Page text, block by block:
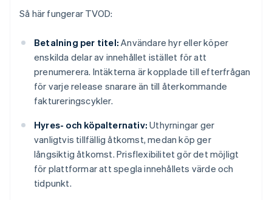
Så här fungerar TVOD:
Betalning per titel: Användare hyr eller köper
enskilda delar av innehållet istället för att
prenumerera. Intäkterna är kopplade till efterfrågan
för varje release snarare än till återkommande
faktureringscykler.
Hyres- och köpalternativ: Uthyrningar ger
vanligtvis tillfällig åtkomst, medan köp ger
långsiktig åtkomst. Prisflexibilitet gör det möjligt
för plattformar att spegla innehållets värde och
tidpunkt.